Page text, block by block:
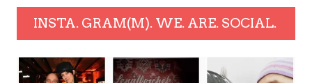
INSTA. GRAM(M). WE. ARE. SOCIAL.